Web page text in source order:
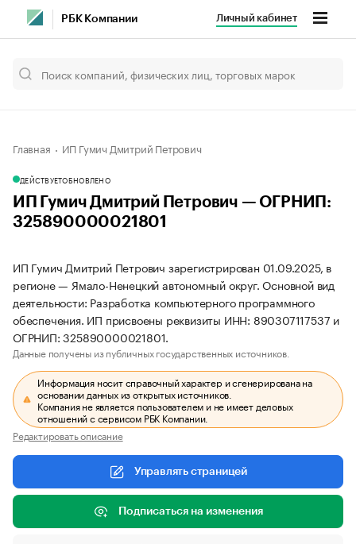
РБК Компании Личный кабинет
Главная ИП Гумич Дмитрий Петрович
ДЕЙСТВУЕТОБНОВЛЕНО
ИП Гумич Дмитрий Петрович — ОГРНИП:
325890000021801
ИП Гумич Дмитрий Петрович зарегистрирован 01.09.2025, в
регионе — Ямало-Ненецкий автономный округ. Основной вид
деятельности: Разработка компьютерного программного
обеспечения. ИП присвоены реквизиты ИНН: 890307117537 и
ОГРНИП: 325890000021801.
Данные получены из публичных государственных источников.
Информация носит справочный характер и сгенерирована на
основании данных из открытых источников.
Компания не является пользователем и не имеет деловых
отношений с сервисом РБК Компании.
Редактировать описание
Управлять страницей
Подписаться на изменения